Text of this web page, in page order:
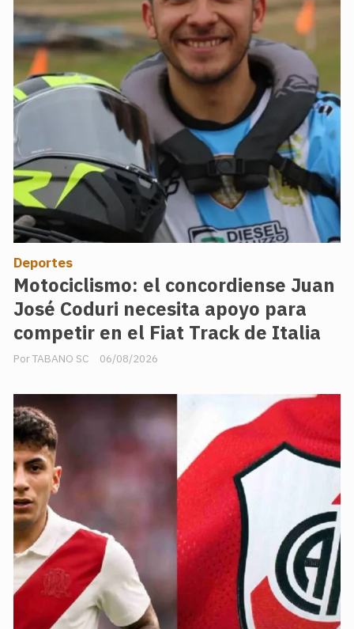
Motociclismo: el concordiense Juan
José Coduri necesita apoyo para
competir en el Fiat Track de Italia
TABANO SC
Deportes
06/08/2026